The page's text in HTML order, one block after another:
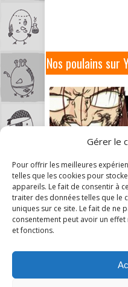
Gérer le
Pour offrir les meilleures
telles que les cookies pour
appareils. Le fait de consentir à
traiter des données telles que le
uniques sur ce site. Le fait de ne
consentement peut avoir un
et fonctions.
Nos poulains sur